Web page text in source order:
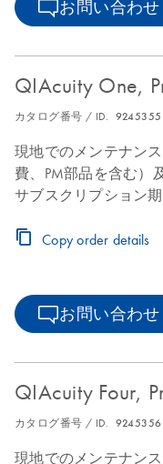
お問い合わ
QIAcuity One,
カタログ番号 / ID. 9245355
現地でのメンテナン
費、PM部品を含む）
サブスクリプション
Copy order details
お問い合わ
QIAcuity Four,
カタログ番号 / ID. 9245356
現地でのメンテナン